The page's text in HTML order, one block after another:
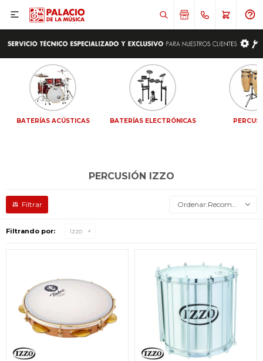

BATERÍAS ACÚSTICAS BATERÍAS ELECTRÓNICAS
PERCUSIÓN IZZO
Recomendados
Filtrando por: Izzo